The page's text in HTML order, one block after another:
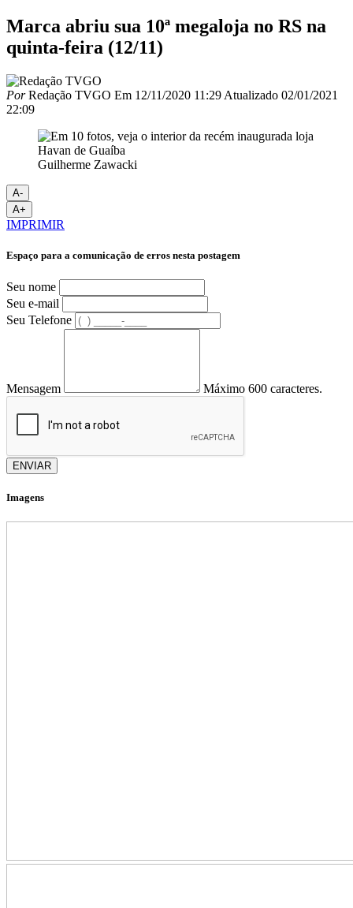
Marca abriu sua 10ª megaloja no RS na
quinta-feira (12/11)
PorRedação TVGO Em 12/11/2020 11:29 Atualizado 02/01/2021
22:09
Guilherme Zawacki
A-
A+
IMPRIMIR
Espaço para a comunicação de erros nesta postagem
Seu nome
Seu e-mail
Seu Telefone
Mensagem Máximo 600 caracteres.
ENVIAR
Imagens